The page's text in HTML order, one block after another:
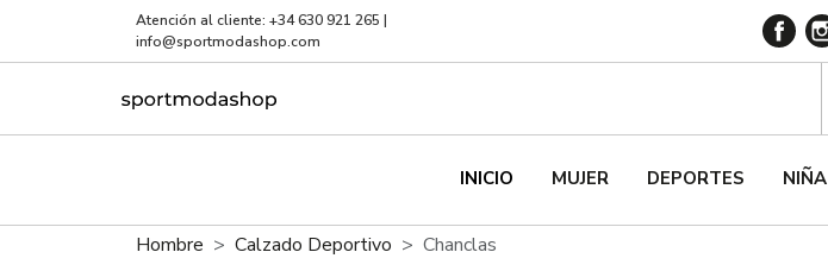
Atención al cliente: +34 630 921 265 |
info@sportmodashop.com
INICIO MUJER DEPORTES NIÑA
Hombre Calzado Deportivo Chanclas